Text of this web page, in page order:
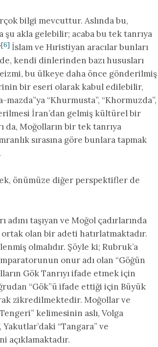
bilgi mevcuttur. Aslında bu,
akla gelebilir; acaba bu tek tanrıya
[6] İslam ve Hıristiyan aracılar bunları
kendi dinlerinden bazı hususları
bu ülkeye daha önce gönderilmiş
bir eseri olarak kabul edilebilir,
“Khurmusta”, “Khormuzda”,
İran’dan gelmiş kültürel bir
Moğolların bir tek tanrıya
sırasına göre bunlara tapmak
önümüze diğer perspektifler de
taşıyan ve Moğol çadırlarında
olan bir adeti hatırlatmaktadır.
olmalıdır. Şöyle ki; Rubruk’a
onur adı olan “Göğün
Gök Tanrıyı ifade etmek için
“Gök”ü ifade ettiği için Büyük
zikredilmektedir. Moğollar ve
kelimesinin aslı, Volga
Yakutlar’daki “Tangara” ve
açıklamaktadır.